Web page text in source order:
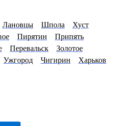
Лановцы Шпола
Хуст
Пирятин
Припять
Перевальск
Золотое
Ужгород Чигирин
Харьков